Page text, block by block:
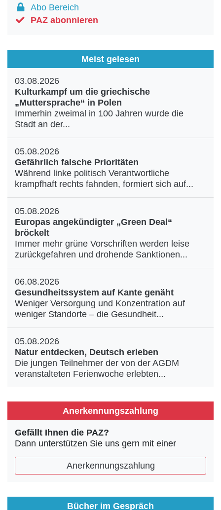
Abo Bereich
PAZ abonnieren
Meist gelesen
03.08.2026
Kulturkampf um die griechische
„Muttersprache“ in Polen
Immerhin zweimal in 100 Jahren wurde die
Stadt an der...
05.08.2026
Gefährlich falsche Prioritäten
Während linke politisch Verantwortliche
krampfhaft rechts fahnden, formiert sich auf...
05.08.2026
Europas angekündigter „Green Deal“
bröckelt
Immer mehr grüne Vorschriften werden leise
zurückgefahren und drohende Sanktionen...
06.08.2026
Gesundheitssystem auf Kante genäht
Weniger Versorgung und Konzentration auf
weniger Standorte – die Gesundheit...
05.08.2026
Natur entdecken, Deutsch erleben
Die jungen Teilnehmer der von der AGDM
veranstalteten Ferienwoche erlebten...
Anerkennungszahlung
Gefällt Ihnen die PAZ?
Dann unterstützen Sie uns gern mit einer
Anerkennungszahlung
Bücher im Gespräch